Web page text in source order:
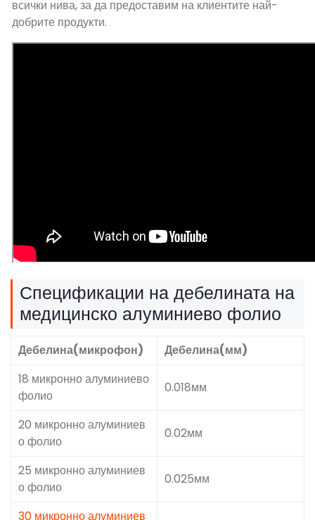
всички нива, за да предоставим на клиентите най-
добрите продукти.
Спецификации на дебелината на
медицинско алуминиево фолио
Дебелина(микрофон)
Дебелина(мм)
18 микронно алуминиево
фолио
0.018мм
20 микронно алуминиев
о фолио
0.02мм
25 микронно алуминиев
о фолио
0.025мм
30 микронно алуминиев